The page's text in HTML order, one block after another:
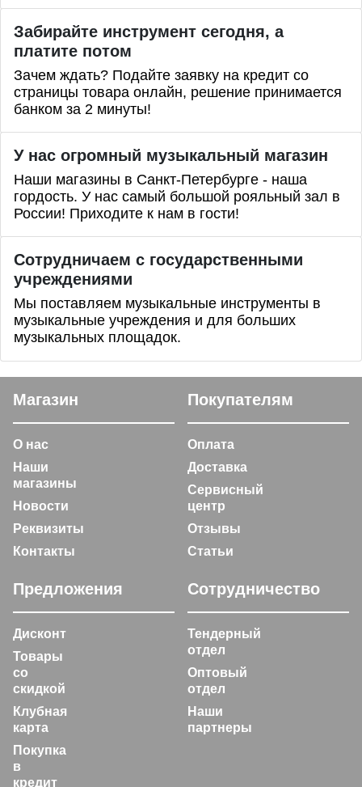
Забирайте инструмент сегодня, а
платите потом
Зачем ждать? Подайте заявку на кредит со
страницы товара онлайн, решение принимается
банком за 2 минуты!
У нас огромный музыкальный магазин
Наши магазины в Санкт-Петербурге - наша
гордость. У нас самый большой рояльный зал в
России! Приходите к нам в гости!
Сотрудничаем с государственными
учреждениями
Мы поставляем музыкальные инструменты в
музыкальные учреждения и для больших
музыкальных площадок.
Магазин
О нас
Наши
магазины
Новости
Реквизиты
Контакты
Покупателям
Оплата
Доставка
Сервисный
центр
Отзывы
Статьи
Предложения
Дисконт
Товары
со
скидкой
Клубная
карта
Покупка
в
кредит
Сотрудничество
Тендерный
отдел
Оптовый
отдел
Наши
партнеры